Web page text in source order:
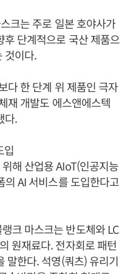
크는 주로 일본 호야사가
단계적으로 국산 제품으
것이다.
다 한 단계 위 제품인 극자
재 개발도 에스앤에스텍
다.
입
해 산업용 AIoT(인공지능
AI 서비스를 도입한다고
크 마스크는 반도체와 LC
원재료다. 전자회로 패턴
말한다. 석영(쿼츠) 유리기